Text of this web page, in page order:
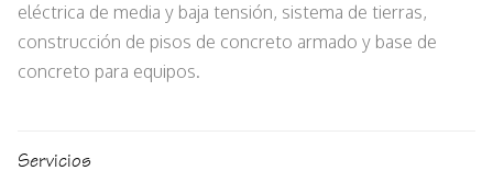
eléctrica de media y baja tensión, sistema de tierras,
construcción de pisos de concreto armado y base de
concreto para equipos.
Servicios